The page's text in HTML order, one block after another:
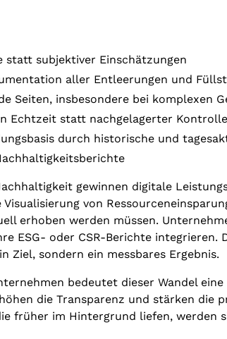
statt subjektiver Einschätzungen
aller Entleerungen und
Seiten, insbesondere bei komplexen
Echtzeit statt nachgelagerter Kontrolle
durch historische und
gewinnen digitale
von
erhoben werden müssen.
ESG- oder CSR-Berichte integrieren.
Ziel, sondern ein messbares Ergebnis.
bedeutet dieser Wandel
die Transparenz und stärken die
früher im Hintergrund liefen, werden